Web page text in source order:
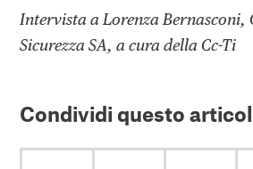
Intervista a Lorenza Bernasconi,
Sicurezza SA, a cura della Cc-Ti
Condividi questo